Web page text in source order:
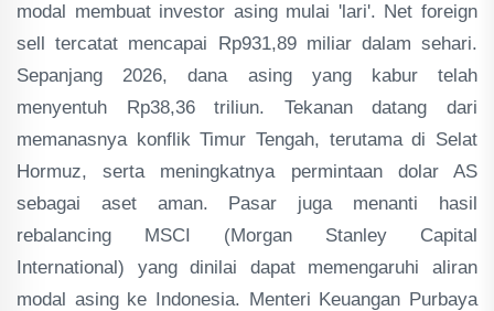
modal membuat investor asing mulai 'lari'. Net foreign
sell tercatat mencapai Rp931,89 miliar dalam sehari.
Sepanjang 2026, dana asing yang kabur telah
menyentuh Rp38,36 triliun. Tekanan datang dari
memanasnya konflik Timur Tengah, terutama di Selat
Hormuz, serta meningkatnya permintaan dolar AS
sebagai aset aman. Pasar juga menanti hasil
rebalancing MSCI (Morgan Stanley Capital
International) yang dinilai dapat memengaruhi aliran
modal asing ke Indonesia. Menteri Keuangan Purbaya